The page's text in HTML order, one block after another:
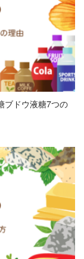
ブドウ液糖7つの